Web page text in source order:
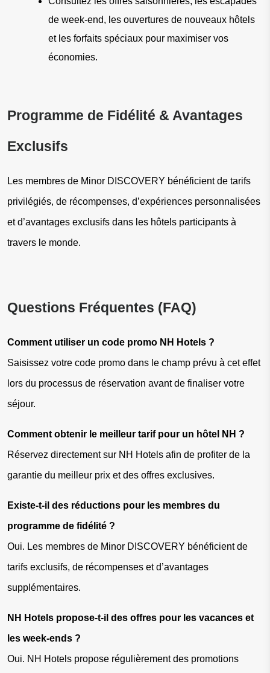
de week-end, les ouvertures de nouveaux hôtels
et les forfaits spéciaux pour maximiser vos
économies.
Programme de Fidélité & Avantages
Exclusifs
Les membres de Minor DISCOVERY bénéficient de tarifs
privilégiés, de récompenses, d’expériences personnalisées
et d’avantages exclusifs dans les hôtels participants à
travers le monde.
Questions Fréquentes (FAQ)
Comment utiliser un code promo NH Hotels ?
Saisissez votre code promo dans le champ prévu à cet effet
lors du processus de réservation avant de finaliser votre
séjour.
Comment obtenir le meilleur tarif pour un hôtel NH ?
Réservez directement sur NH Hotels afin de profiter de la
garantie du meilleur prix et des offres exclusives.
Existe-t-il des réductions pour les membres du
programme de fidélité ?
Oui. Les membres de Minor DISCOVERY bénéficient de
tarifs exclusifs, de récompenses et d’avantages
supplémentaires.
NH Hotels propose-t-il des offres pour les vacances et
les week-ends ?
Oui. NH Hotels propose régulièrement des promotions